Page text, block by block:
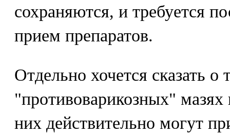
сохраняются, и требуется
прием препаратов.
Отдельно хочется сказать о
"противоварикозных"
них действительно могут